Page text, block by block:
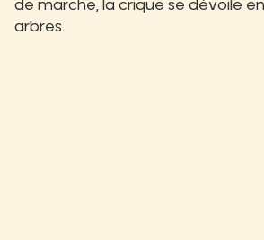
de marche, la crique se dévoile
arbres.